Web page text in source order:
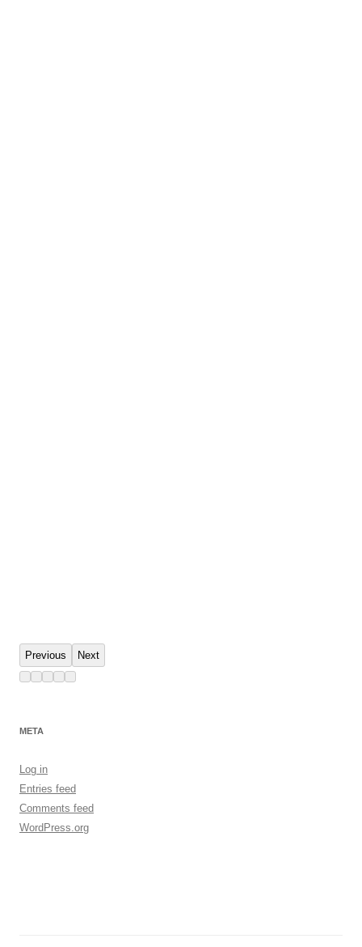
Previous Next
META
Log in
Entries feed
Comments feed
WordPress.org